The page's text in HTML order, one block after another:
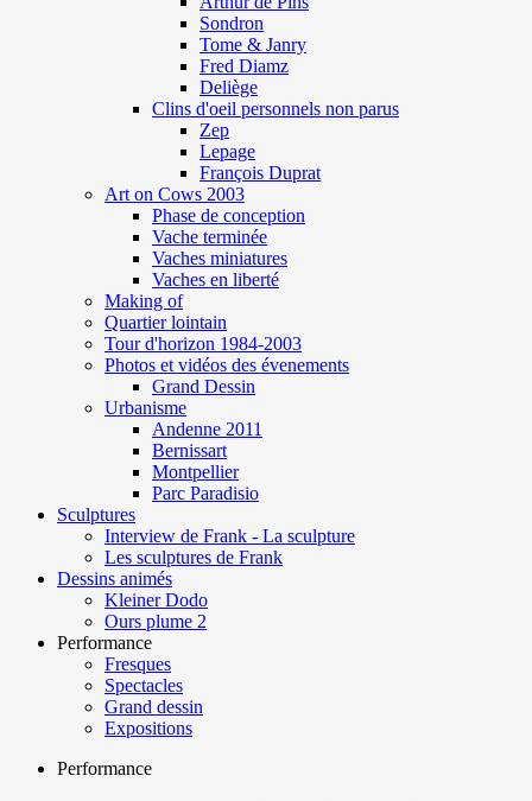
Sondron
Tome & Janry
Fred Diamz
Deliège
Clins d'oeil personnels non parus
Zep
Lepage
François Duprat
Art on Cows 2003
Phase de conception
Vache terminée
Vaches miniatures
Vaches en liberté
Making of
Quartier lointain
Tour d'horizon 1984-2003
Photos et vidéos des évenements
Grand Dessin
Urbanisme
Andenne 2011
Bernissart
Montpellier
Parc Paradisio
Sculptures
Interview de Frank - La sculpture
Les sculptures de Frank
Dessins animés
Kleiner Dodo
Ours plume 2
Performance
Fresques
Spectacles
Grand dessin
Expositions
Performance